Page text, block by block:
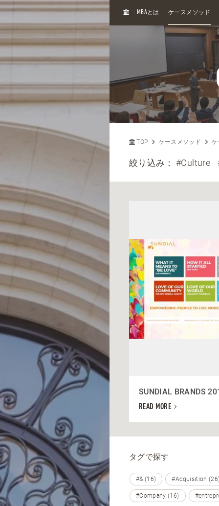
H
MBAとは ケースメソッド
TOP ケースメソッド ケ
絞り込み：#Culture
SUNDIAL BRANDS
READ MORE
タグで探す
#& (16) #Acquisition
#Company (16)